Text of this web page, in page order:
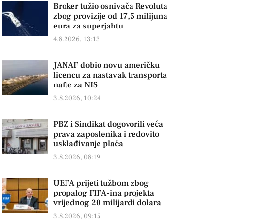
Broker tužio osnivača Revoluta
zbog provizije od 17,5 milijuna
eura za superjahtu
4.8.2026, 13:13
JANAF dobio novu američku
licencu za nastavak transporta
nafte za NIS
3.8.2026, 10:24
PBZ i Sindikat dogovorili veća
prava zaposlenika i redovito
usklađivanje plaća
3.8.2026, 08:19
UEFA prijeti tužbom zbog
propalog FIFA-ina projekta
vrijednog 20 milijardi dolara
3.8.2026, 09:15